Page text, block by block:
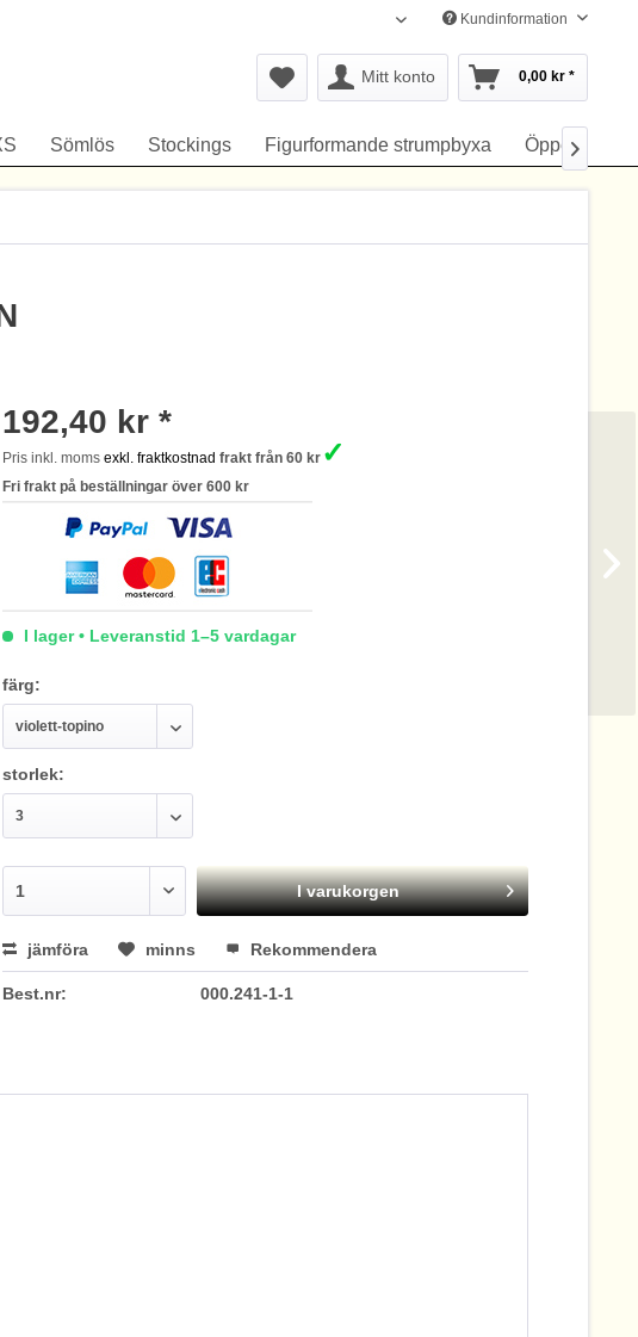
Svenska Kundinformation
Mitt konto 0,00 kr *
Sömlös Stockings Figurformande strumpbyxa Öppen gren

192,40 kr *
Pris inkl. momsexkl. fraktkostnad frakt från 60 kr ✓
Fri frakt på beställningar över 600 kr
I lager • Leveranstid 1–5 vardagar
färg:
storlek:
I varukorgen
jämföra minns Rekommendera
Best.nr: 000.241-1-1